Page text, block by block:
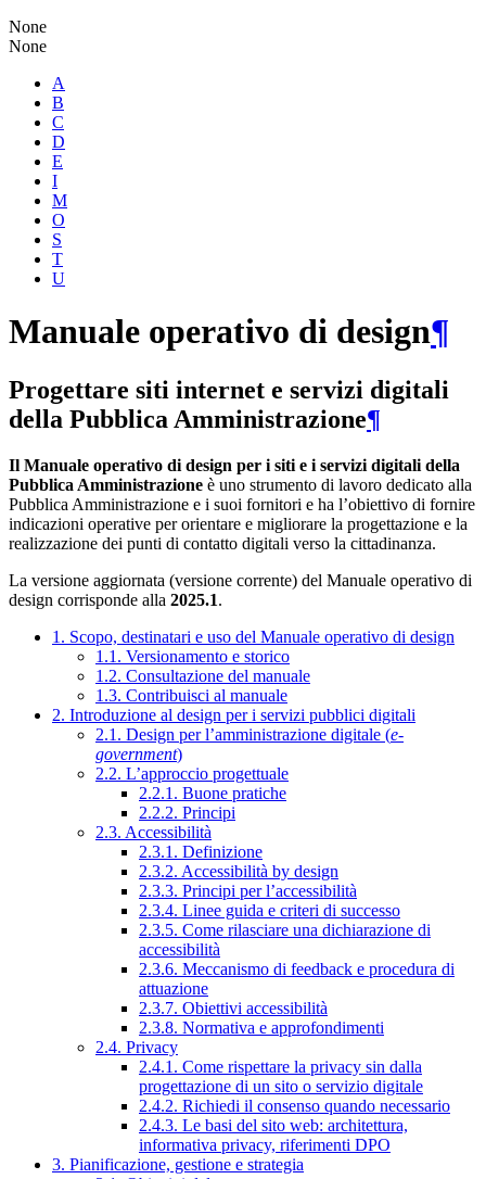
None
None
A
B
C
D
E
I
M
O
S
T
U
Manuale operativo di design¶
Progettare siti internet e servizi digitali
della Pubblica Amministrazione¶
Il Manuale operativo di design per i siti e i servizi digitali della
Pubblica Amministrazione è uno strumento di lavoro dedicato alla
Pubblica Amministrazione e i suoi fornitori e ha l’obiettivo di fornire
indicazioni operative per orientare e migliorare la progettazione e la
realizzazione dei punti di contatto digitali verso la cittadinanza.
La versione aggiornata (versione corrente) del Manuale operativo di
design corrisponde alla 2025.1.
1. Scopo, destinatari e uso del Manuale operativo di design
1.1. Versionamento e storico
1.2. Consultazione del manuale
1.3. Contribuisci al manuale
2. Introduzione al design per i servizi pubblici digitali
2.1. Design per l’amministrazione digitale (e-
government)
2.2. L’approccio progettuale
2.2.1. Buone pratiche
2.2.2. Principi
2.3. Accessibilità
2.3.1. Definizione
2.3.2. Accessibilità by design
2.3.3. Principi per l’accessibilità
2.3.4. Linee guida e criteri di successo
2.3.5. Come rilasciare una dichiarazione di
accessibilità
2.3.6. Meccanismo di feedback e procedura di
attuazione
2.3.7. Obiettivi accessibilità
2.3.8. Normativa e approfondimenti
2.4. Privacy
2.4.1. Come rispettare la privacy sin dalla
progettazione di un sito o servizio digitale
2.4.2. Richiedi il consenso quando necessario
2.4.3. Le basi del sito web: architettura,
informativa privacy, riferimenti DPO
3. Pianificazione, gestione e strategia